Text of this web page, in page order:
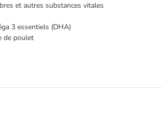
et autres substances vitales
3 essentiels (DHA)
de poulet